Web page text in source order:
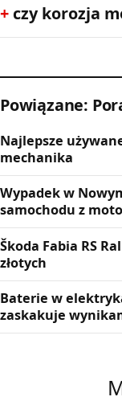
czy korozja
Powiązane:
Najlepsze
mechanika
Wypadek w
samochodu z
Škoda Fabia RS
złotych
Baterie w
zaskakuje